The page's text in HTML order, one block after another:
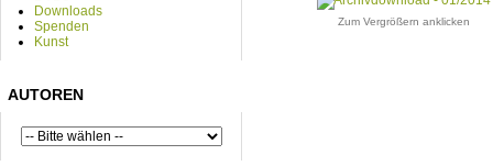
Downloads
Spenden
Kunst
AUTOREN
Zum Vergrößern anklicken